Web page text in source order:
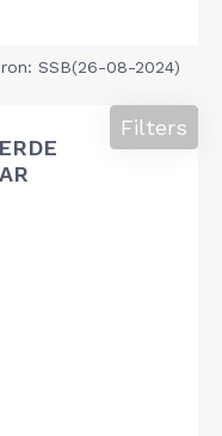
SSB(26-08-2024)
Filters